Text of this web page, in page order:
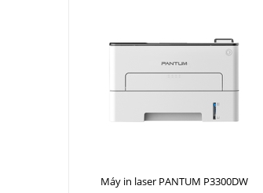
Máy in laser PANTUM P3300DW